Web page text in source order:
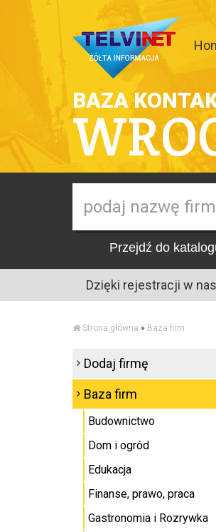
BAZA
Przejdź do
Dzięki rejestracji w
Strona główna » Baza firm
Dodaj firmę
Baza firm
Budownictwo
Dom i ogród
Edukacja
Finanse, prawo, praca
Gastronomia i Rozrywka